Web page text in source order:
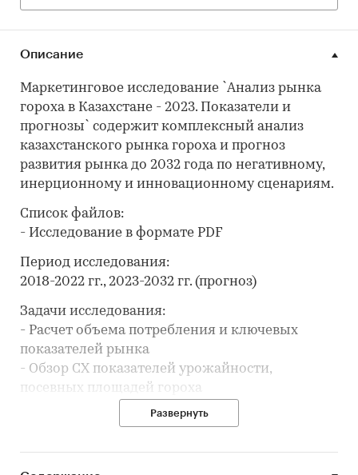
Описание
Маркетинговое исследование `Анализ рынка
гороха в Казахстане - 2023. Показатели и
прогнозы` содержит комплексный анализ
казахстанского рынка гороха и прогноз
развития рынка до 2032 года по негативному,
инерционному и инновационному сценариям.
Список файлов:
- Исследование в формате PDF
Период исследования:
2018-2022 гг., 2023-2032 гг. (прогноз)
Задачи исследования:
- Расчет объема потребления и ключевых
показателей рынка
- Обзор СХ показателей урожайности,
посевных площадей гороха
- Анализ производства гороха
- Составление списка производителей
Развернуть